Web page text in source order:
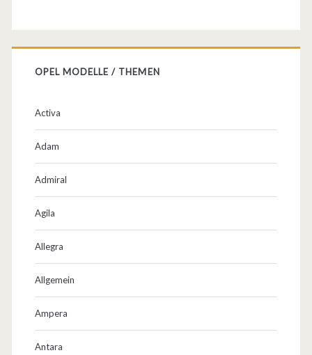
n
W
OPEL MODELLE / THEMEN
Activa
Adam
Admiral
Agila
Allegra
Allgemein
Ampera
Antara